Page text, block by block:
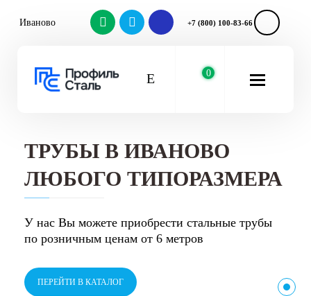
Иваново +7 (800) 100-83-66
0
ТРУБЫ В ИВАНОВО
ЛЮБОГО ТИПОРАЗМЕРА
У нас Вы можете приобрести стальные трубы
по розничным ценам от 6 метров
ПЕРЕЙТИ В КАТАЛОГ